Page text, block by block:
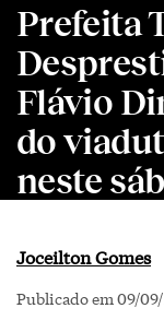
Prefeita
Flávio
do
neste
Joceilton Gomes
Publicado em 09/09/